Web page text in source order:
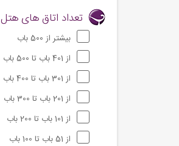
تعداد اتاق های هتل
بیشتر از 500 باب
از 401 باب تا 500 باب
از 301 باب تا 400 باب
از 201 باب تا 300 باب
از 101 باب تا 200 باب
از 51 باب تا 100 باب